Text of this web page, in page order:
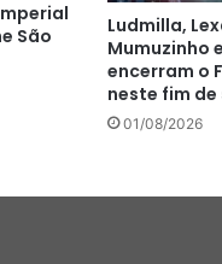
São
Ludmilla,
Mumuzinho
encerram o
neste fim de
01/08/2026